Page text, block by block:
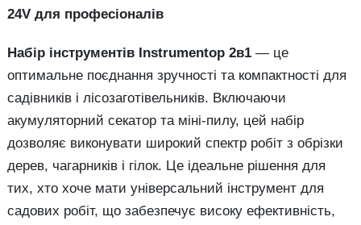
24V для професіоналів
Набір інструментів Instrumentop 2в1 — це
оптимальне поєднання зручності та компактності для
садівників і лісозаготівельників. Включаючи
акумуляторний секатор та міні-пилу, цей набір
дозволяє виконувати широкий спектр робіт з обрізки
дерев, чагарників і гілок. Це ідеальне рішення для
тих, хто хоче мати універсальний інструмент для
садових робіт, що забезпечує високу ефективність,